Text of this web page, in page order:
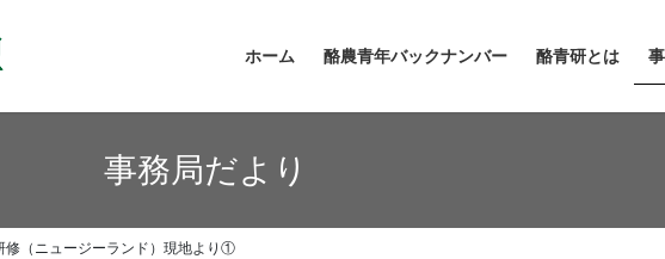
ホーム 酪農青年バックナンバー 酪青研とは
事務局だより
（ニュージーランド）現地より①